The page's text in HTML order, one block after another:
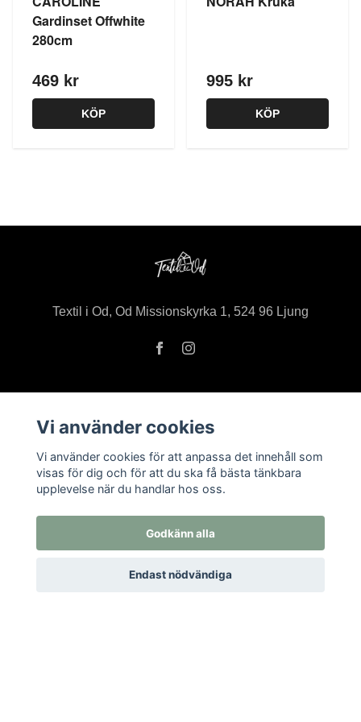
Gardinset Offwhite
280cm
469 kr
KÖP
995 kr
KÖP
Textil i Od, Od Missionskyrka 1, 524 96 Ljung
Om oss
Öppettider i butiken
Kontakt
Returer
Vi använder cookies
Vi använder cookies för att anpassa det innehåll som
visas för dig och för att du ska få bästa tänkbara
upplevelse när du handlar hos oss.
Godkänn alla
Endast nödvändiga